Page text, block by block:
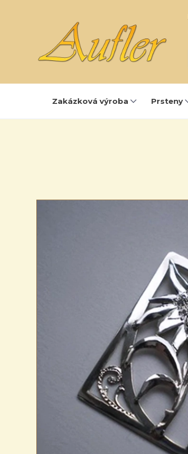
Zakázková výroba Prsteny